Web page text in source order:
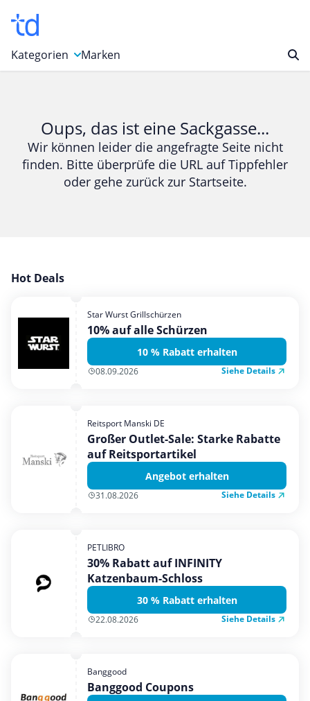
Kategorien
Bücher & Magazine
Computer & Elektronik
Entertainment & Media
Garten, Haushalt & Tiere
Mobilfunk & Internet
Mode & Accessoires
Shopping
Urlaub & Reise
Marken
Oups, das ist eine Sackgasse...
Wir können leider die angefragte Seite nicht
finden. Bitte überprüfe die URL auf Tippfehler
oder gehe zurück zur Startseite.
Hot Deals
Star Wurst Grillschürzen
10% auf alle Schürzen
10 % Rabatt erhalten
08.09.2026 Siehe Details
Reitsport Manski DE
Großer Outlet-Sale: Starke Rabatte
auf Reitsportartikel
Angebot erhalten
31.08.2026 Siehe Details
PETLIBRO
30% Rabatt auf INFINITY
Katzenbaum-Schloss
30 % Rabatt erhalten
22.08.2026 Siehe Details
Banggood
Banggood Coupons